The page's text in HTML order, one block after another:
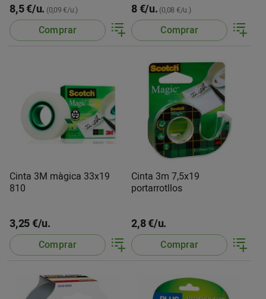
8,5 €/u. (0,09 €/u.)
Comprar
8 €/u. (0,08 €/u.)
Comprar
Cinta 3M màgica 33x19
810
3,25 €/u.
Comprar
Cinta 3m 7,5x19
portarrotllos
2,8 €/u.
Comprar